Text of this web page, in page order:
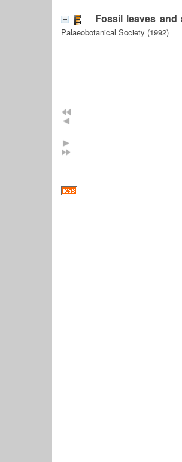
Fossil leaves
Palaeobotanical Society (1992)